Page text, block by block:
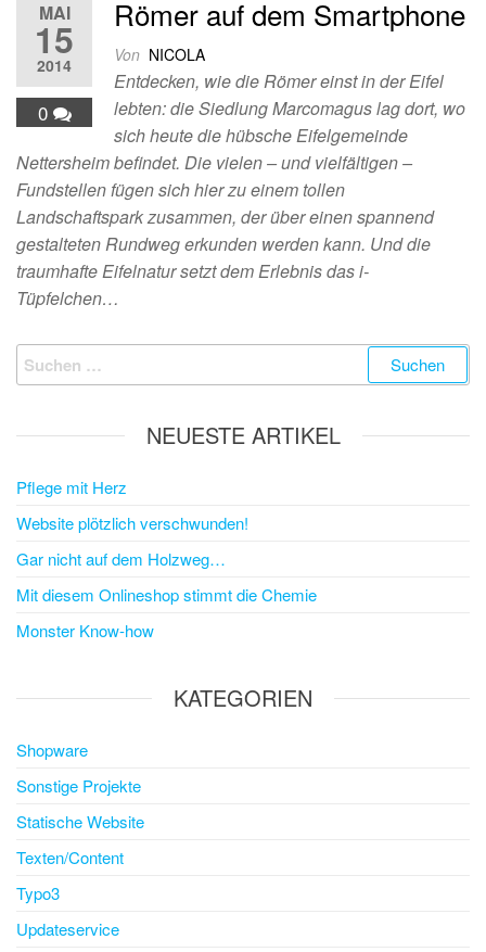
MAI
15
2014
0
Römer auf dem Smartphone
Von NICOLA
Entdecken, wie die Römer einst in der Eifel
lebten: die Siedlung Marcomagus lag dort, wo
sich heute die hübsche Eifelgemeinde
Nettersheim befindet. Die vielen – und vielfältigen –
Fundstellen fügen sich hier zu einem tollen
Landschaftspark zusammen, der über einen spannend
gestalteten Rundweg erkunden werden kann. Und die
traumhafte Eifelnatur setzt dem Erlebnis das i-
Tüpfelchen…
Suchen
nach:
NEUESTE ARTIKEL
Pflege mit Herz
Website plötzlich verschwunden!
Gar nicht auf dem Holzweg…
Mit diesem Onlineshop stimmt die Chemie
Monster Know-how
KATEGORIEN
Shopware
Sonstige Projekte
Statische Website
Texten/Content
Typo3
Updateservice